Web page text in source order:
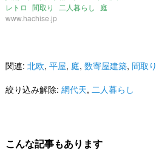
レトロ 間取り 二人暮らし
庭
北欧 数寄屋建築
www.hachise.jp
関連: 北欧, 平屋, 庭, 数寄屋建築, 間取り
絞り込み解除: 網代天, 二人暮らし
こんな記事もあります